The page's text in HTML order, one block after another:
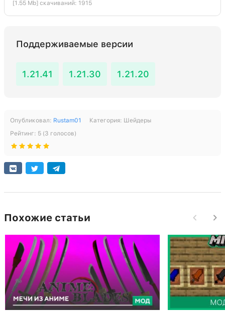
[1.55 Mb] скачиваний: 1915
Поддерживаемые версии
1.21.41 1.21.30 1.21.20
Опубликовал: Rustam01 Категория: Шейдеры
Рейтинг: 5 (3 голосов)
Похожие статьи